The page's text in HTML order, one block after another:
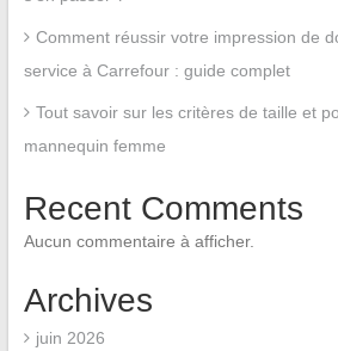
Comment réussir votre impression de
service à Carrefour : guide complet
Tout savoir sur les critères de taille et
mannequin femme
Recent Comments
Aucun commentaire à afficher.
Archives
juin 2026